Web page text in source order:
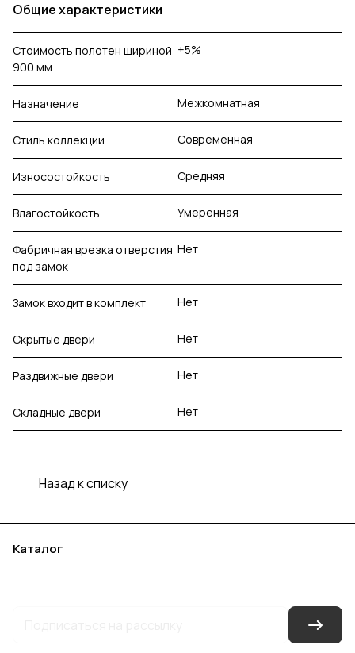
Общие характеристики
Стоимость полотен шириной
900 мм
+5%
Назначение Межкомнатная
Стиль коллекции Современная
Износостойкость Средняя
Влагостойкость Умеренная
Фабричная врезка отверстия
под замок
Нет
Замок входит в комплект Нет
Скрытые двери Нет
Раздвижные двери Нет
Складные двери Нет
Назад к списку
Каталог